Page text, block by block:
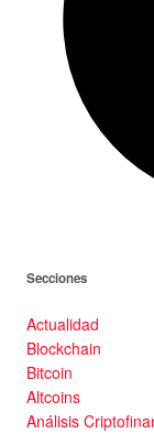
Secciones
Actualidad
Blockchain
Bitcoin
Altcoins
Análisis